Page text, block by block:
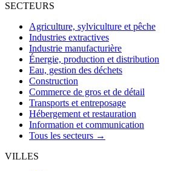
SECTEURS
Agriculture, sylviculture et pêche
Industries extractives
Industrie manufacturière
Énergie, production et distribution
Eau, gestion des déchets
Construction
Commerce de gros et de détail
Transports et entreposage
Hébergement et restauration
Information et communication
Tous les secteurs →
VILLES